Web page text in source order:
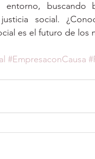
buscando
social.
es el futuro de los
#EmpresaconCausa